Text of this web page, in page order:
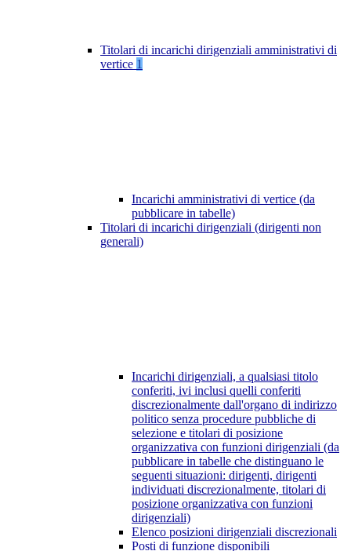
Titolari di incarichi dirigenziali amministrativi di
vertice 1
Incarichi amministrativi di vertice (da
pubblicare in tabelle)
Titolari di incarichi dirigenziali (dirigenti non
generali)
Incarichi dirigenziali, a qualsiasi titolo
conferiti, ivi inclusi quelli conferiti
discrezionalmente dall'organo di indirizzo
politico senza procedure pubbliche di
selezione e titolari di posizione
organizzativa con funzioni dirigenziali (da
pubblicare in tabelle che distinguano le
seguenti situazioni: dirigenti, dirigenti
individuati discrezionalmente, titolari di
posizione organizzativa con funzioni
dirigenziali)
Elenco posizioni dirigenziali discrezionali
Posti di funzione disponibili